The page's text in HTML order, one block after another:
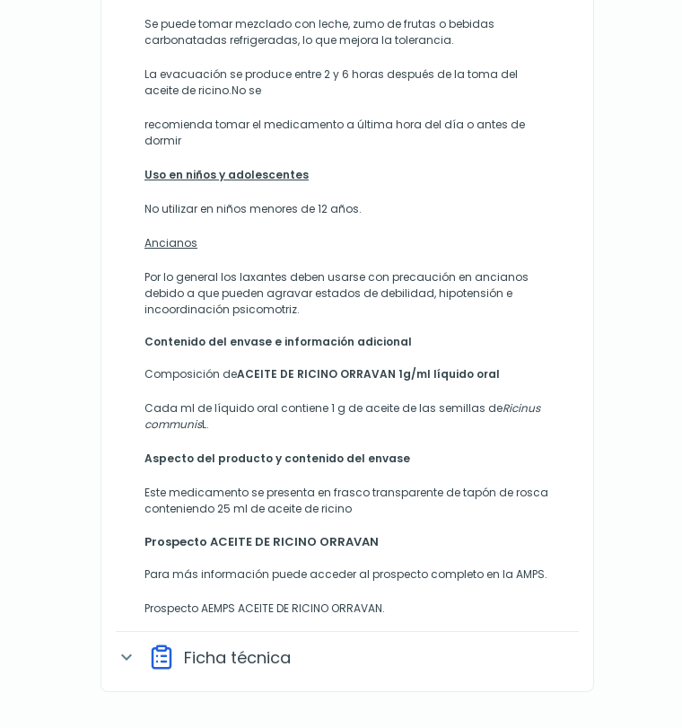
Se puede tomar mezclado con leche, zumo de frutas o bebidas
carbonatadas refrigeradas, lo que mejora la tolerancia.
La evacuación se produce entre 2 y 6 horas después de la toma del
aceite de ricino.No se
recomienda tomar el medicamento a última hora del día o antes de
dormir
Uso en niños y adolescentes
No utilizar en niños menores de 12 años.
Ancianos
Por lo general los laxantes deben usarse con precaución en ancianos
debido a que pueden agravar estados de debilidad, hipotensión e
incoordinación psicomotriz.
Contenido del envase e información adicional
Composición deACEITE DE RICINO ORRAVAN 1g/ml líquido oral
Cada ml de líquido oral contiene 1 g de aceite de las semillas deRicinus
communisL.
Aspecto del producto y contenido del envase
Este medicamento se presenta en frasco transparente de tapón de rosca
conteniendo 25 ml de aceite de ricino
Prospecto ACEITE DE RICINO ORRAVAN
Para más información puede acceder al prospecto completo en la AMPS.
Prospecto AEMPS ACEITE DE RICINO ORRAVAN.
expand_more Ficha técnica